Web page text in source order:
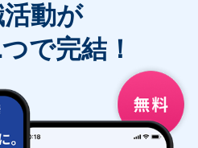
動が
つで完結！